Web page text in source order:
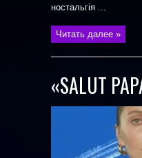
ностальгія ...
Читать далее »
«SALUT